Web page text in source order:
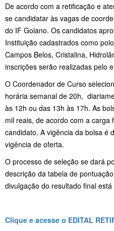
De acordo com a retificação e
se candidatar às vagas de
do IF Goiano. Os candidatos
Instituição cadastrados como
Campos Belos, Cristalina,
inscrições serão realizadas pelo
O Coordenador de Curso
horária semanal de 20h,
às 12h ou das 13h às 17h. As
mil reais, de acordo com a carga
candidato. A vigência da bolsa é
vigência de oferta.
O processo de seleção se dará
descrição da tabela de
divulgação do resultado final
Clique e acesse o EDITAL